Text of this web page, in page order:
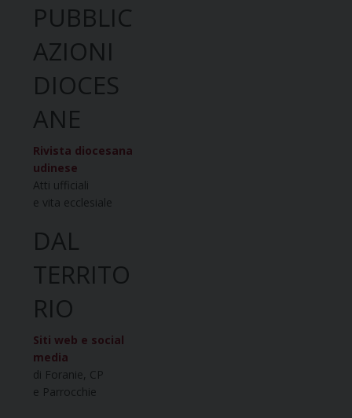
PUBBLIC
AZIONI
DIOCES
ANE
Rivista diocesana
udinese
Atti ufficiali
e vita ecclesiale
DAL
TERRITO
RIO
Siti web e social
media
di Foranie, CP
e Parrocchie